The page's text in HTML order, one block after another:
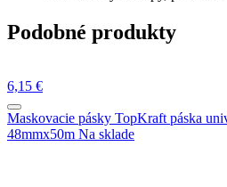
Podobné produkty
6,15 €
Maskovacie pásky TopKraft páska
48mmx50m Na sklade